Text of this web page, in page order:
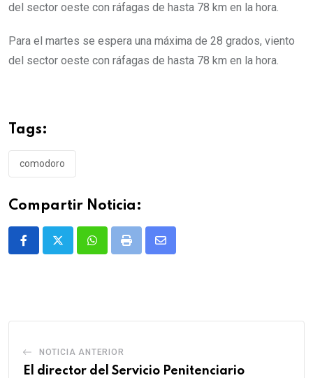
del sector oeste con ráfagas de hasta 78 km en la hora.
Para el martes se espera una máxima de 28 grados, viento
del sector oeste con ráfagas de hasta 78 km en la hora.
Tags:
comodoro
Compartir Noticia:
WhatsappPrint
Share
NOTICIA ANTERIOR
El director del Servicio Penitenciario